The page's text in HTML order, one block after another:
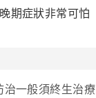
期症狀非常可怕
治一般須終生治療